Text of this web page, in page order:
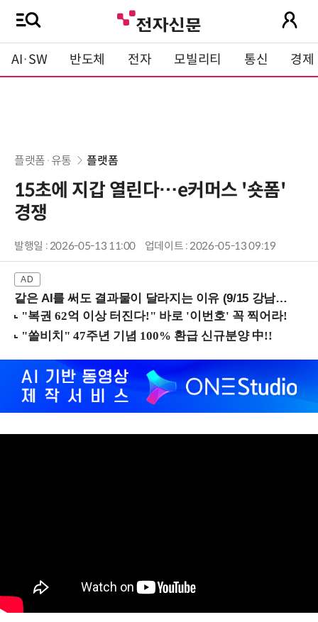
AI·SW 반도체 전자 모빌리티 통신 경제
플랫폼·유통 플랫폼
15초에 지갑 열린다…e커머스 '숏폼'
경쟁
발행일 : 2026-05-13 11:00 업데이트 : 2026-05-13 09:19
같은 AI를 써도 결과물이 달라지는 이유 (9/15 강남역)